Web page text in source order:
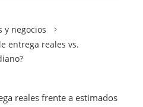
y negocios
entrega reales vs.
reales frente a estimados